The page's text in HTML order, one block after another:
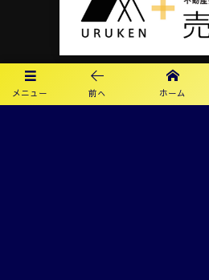
メニュー 前へ ホーム